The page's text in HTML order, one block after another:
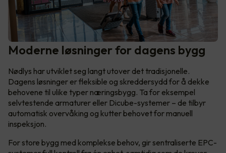
Moderne løsninger for dagens bygg
Nødlys har utviklet seg langt utover det tradisjonelle.
Dagens løsninger er fleksible og skreddersydd for å dekke
behovene til ulike typer næringsbygg. Ta for eksempel
selvtestende armaturer eller Dicube-systemer – de tilbyr
automatisk overvåking og kutter behovet for manuell
inspeksjon.
For store bygg med komplekse behov, gir sentraliserte EPC-